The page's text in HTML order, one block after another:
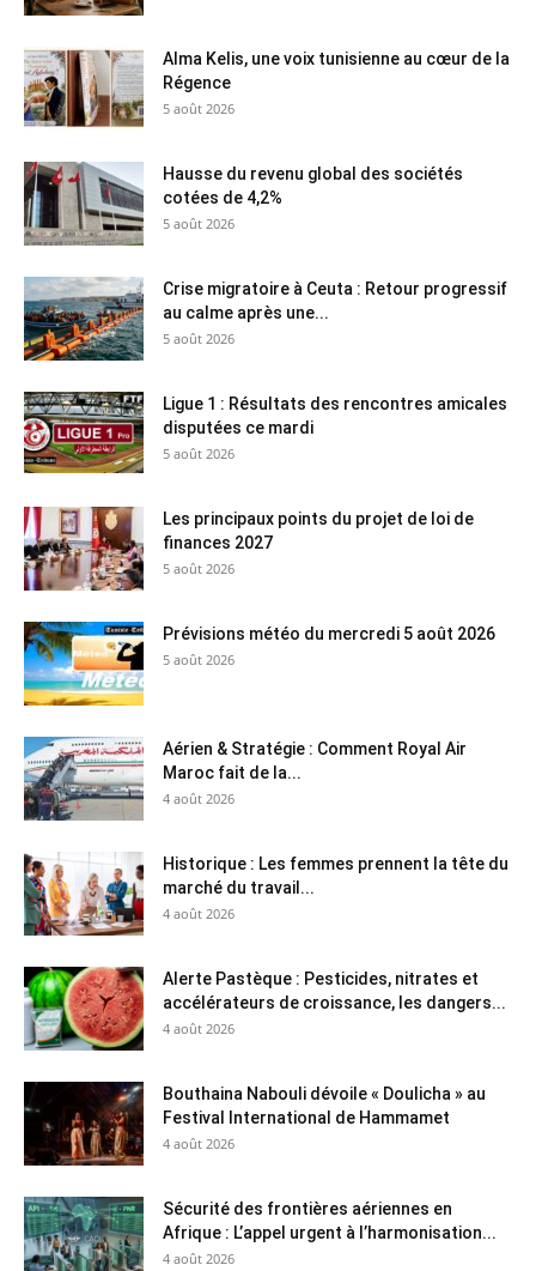
Alma Kelis, une voix tunisienne au cœur de la
Régence
5 août 2026
Hausse du revenu global des sociétés
cotées de 4,2%
5 août 2026
Crise migratoire à Ceuta : Retour progressif
au calme après une...
5 août 2026
Ligue 1 : Résultats des rencontres amicales
disputées ce mardi
5 août 2026
Les principaux points du projet de loi de
finances 2027
5 août 2026
Prévisions météo du mercredi 5 août 2026
5 août 2026
Aérien & Stratégie : Comment Royal Air
Maroc fait de la...
4 août 2026
Historique : Les femmes prennent la tête du
marché du travail...
4 août 2026
Alerte Pastèque : Pesticides, nitrates et
accélérateurs de croissance, les dangers...
4 août 2026
Bouthaina Nabouli dévoile « Doulicha » au
Festival International de Hammamet
4 août 2026
Sécurité des frontières aériennes en
Afrique : L’appel urgent à l’harmonisation...
4 août 2026